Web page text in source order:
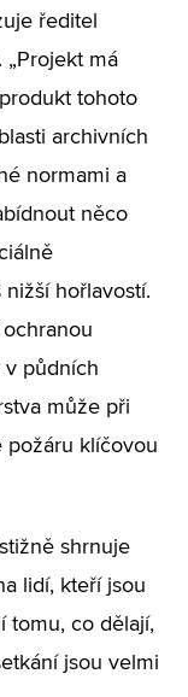
ředitel
„Projekt má
tohoto
archivních
normami a
něco
hořlavostí.
v půdních
může při
požáru klíčovou
shrnuje
lidí, kteří jsou
tomu, co dělají,
jsou velmi